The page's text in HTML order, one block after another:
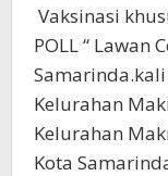
Vaksinasi
POLL “ Lawan
Kelurahan
Kelurahan
Kota